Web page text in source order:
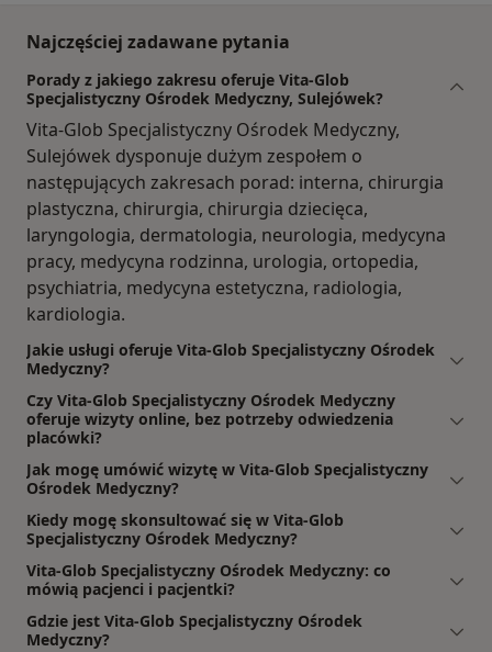
Najczęściej zadawane pytania
Porady z jakiego zakresu oferuje Vita-Glob
Specjalistyczny Ośrodek Medyczny, Sulejówek?
Vita-Glob Specjalistyczny Ośrodek Medyczny,
Sulejówek dysponuje dużym zespołem o
następujących zakresach porad: interna, chirurgia
plastyczna, chirurgia, chirurgia dziecięca,
laryngologia, dermatologia, neurologia, medycyna
pracy, medycyna rodzinna, urologia, ortopedia,
psychiatria, medycyna estetyczna, radiologia,
kardiologia.
Jakie usługi oferuje Vita-Glob Specjalistyczny Ośrodek
Medyczny?
Czy Vita-Glob Specjalistyczny Ośrodek Medyczny
oferuje wizyty online, bez potrzeby odwiedzenia
placówki?
Jak mogę umówić wizytę w Vita-Glob Specjalistyczny
Ośrodek Medyczny?
Kiedy mogę skonsultować się w Vita-Glob
Specjalistyczny Ośrodek Medyczny?
Vita-Glob Specjalistyczny Ośrodek Medyczny: co
mówią pacjenci i pacjentki?
Gdzie jest Vita-Glob Specjalistyczny Ośrodek
Medyczny?